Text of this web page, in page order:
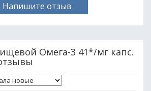
Напишите отзыв
Омега-3 41*/мг капс.